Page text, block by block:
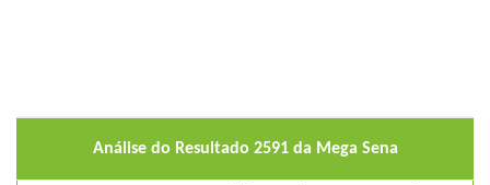
Análise do Resultado 2591 da Mega Sena